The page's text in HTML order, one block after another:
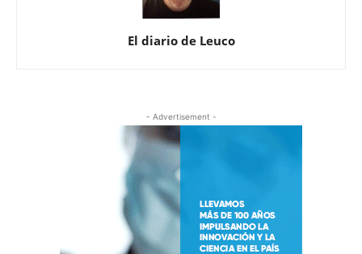
El diario de Leuco
- Advertisement -